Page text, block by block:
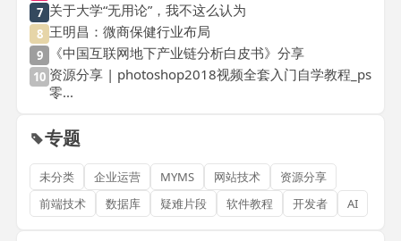
7 关于大学“无用论”，我不这么认为
8 王明昌：微商保健行业布局
9 《中国互联网地下产业链分析白皮书》分享
10 资源分享 | photoshop2018视频全套入门自学教程_ps
零...
专题
未分类 企业运营 MYMS 网站技术
资源分享
前端技术
数据库 疑难片段 软件教程 开发者 AI